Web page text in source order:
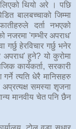
थियो अरे । पछि
बालबच्चाको जिम्मा
दर्ता नभएको
नजरमा 'गम्भीर अपराध'
हेरविचार गर्छु भनेर
अपराध' हुने? यो कुरोमा
कार्यकर्ता, सरकारी
त्यति धेरै मानिसहरु
समस्या शृजना
मानवीय चेत पनि छैन